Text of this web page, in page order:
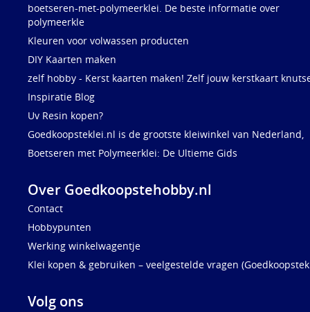
boetseren-met-polymeerklei. De beste informatie over
polymeerkle
Kleuren voor volwassen producten
DIY Kaarten maken
zelf hobby - Kerst kaarten maken! Zelf jouw kerstkaart
Inspiratie Blog
Uv Resin kopen?
Goedkoopsteklei.nl is de grootste kleiwinkel van Nederland,
Boetseren met Polymeerklei: De Ultieme Gids
Over Goedkoopstehobby.nl
Contact
Hobbypunten
Werking winkelwagentje
Klei kopen & gebruiken – veelgestelde vragen
Volg ons